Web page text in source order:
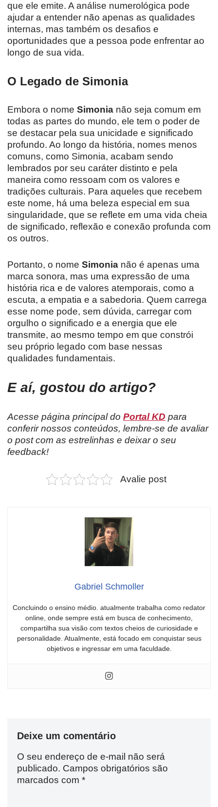
que ele emite. A análise numerológica pode
ajudar a entender não apenas as qualidades
internas, mas também os desafios e
oportunidades que a pessoa pode enfrentar ao
longo de sua vida.
O Legado de Simonia
Embora o nome Simonia não seja comum em
todas as partes do mundo, ele tem o poder de
se destacar pela sua unicidade e significado
profundo. Ao longo da história, nomes menos
comuns, como Simonia, acabam sendo
lembrados por seu caráter distinto e pela
maneira como ressoam com os valores e
tradições culturais. Para aqueles que recebem
este nome, há uma beleza especial em sua
singularidade, que se reflete em uma vida cheia
de significado, reflexão e conexão profunda com
os outros.
Portanto, o nome Simonia não é apenas uma
marca sonora, mas uma expressão de uma
história rica e de valores atemporais, como a
escuta, a empatia e a sabedoria. Quem carrega
esse nome pode, sem dúvida, carregar com
orgulho o significado e a energia que ele
transmite, ao mesmo tempo em que constrói
seu próprio legado com base nessas
qualidades fundamentais.
E aí, gostou do artigo?
Acesse página principal do Portal KD para
conferir nossos conteúdos, lembre-se de avaliar
o post com as estrelinhas e deixar o seu
feedback!
Avalie post
Gabriel Schmoller
Concluindo o ensino médio. atualmente trabalha como redator
online, onde sempre está em busca de conhecimento,
compartilha sua visão com textos cheios de curiosidade e
personalidade. Atualmente, está focado em conquistar seus
objetivos e ingressar em uma faculdade.
Deixe um comentário
O seu endereço de e-mail não será
publicado. Campos obrigatórios são
marcados com *